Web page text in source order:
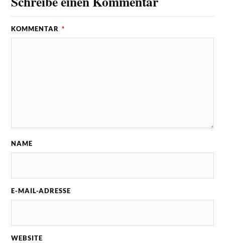
KOMMENTAR *
NAME
E-MAIL-ADRESSE
WEBSITE